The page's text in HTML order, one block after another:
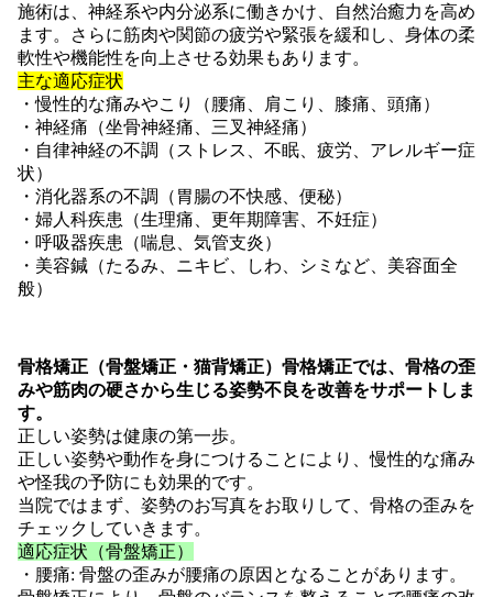
施術は、神経系や内分泌系に働きかけ、自然治癒力を高め
ます。さらに筋肉や関節の疲労や緊張を緩和し、身体の柔
軟性や機能性を向上させる効果もあります。
主な適応症状
・慢性的な痛みやこり（腰痛、肩こり、膝痛、頭痛）
・神経痛（坐骨神経痛、三叉神経痛）
・自律神経の不調（ストレス、不眠、疲労、アレルギー症
状）
・消化器系の不調（胃腸の不快感、便秘）
・婦人科疾患（生理痛、更年期障害、不妊症）
・呼吸器疾患（喘息、気管支炎）
・美容鍼（たるみ、ニキビ、しわ、シミなど、美容面全
般）
骨格矯正（骨盤矯正・猫背矯正）骨格矯正では、骨格の歪
みや筋肉の硬さから生じる姿勢不良を改善をサポートしま
す。
正しい姿勢は健康の第一歩。
正しい姿勢や動作を身につけることにより、慢性的な痛み
や怪我の予防にも効果的です。
当院ではまず、姿勢のお写真をお取りして、骨格の歪みを
チェックしていきます。
適応症状（骨盤矯正）
・腰痛: 骨盤の歪みが腰痛の原因となることがあります。